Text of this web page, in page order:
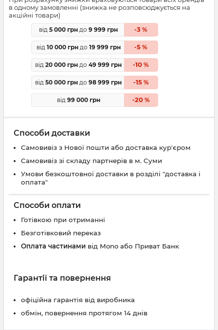
в одному замовленні (знижка не розповсюджується на
акційні товари)
від 5 000 грн до 9 999 грн -3 %
від 10 000 грндо 19 999 грн -5 %
від 20 000 грн до 49 999 грн -10 %
від 50 000 грн до 98 999 грн -15%
від 99 000 грн -20%
Способи доставки
Самовивіз з Нової пошти або доставка кур'єром
Самовивіз зі складу партнерів в м. Суми
Умови безкоштовної доставки в розділі "доставка і
оплата"
Способи оплати
Готівкою при отриманні
Безготівковий переказ
Оплата частинами від Mono або Приват Банк
Гарантії та повернення
офіційна гарантія від виробника
обмін, повернення протягом 14 днів